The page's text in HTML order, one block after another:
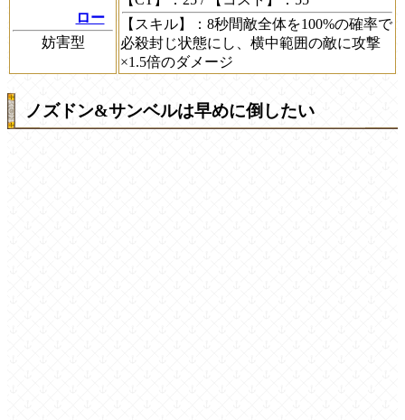
ロー
妨害型
【スキル】
：8秒間敵全体を100%の確率で
必殺封じ状態にし、横中範囲の敵に攻撃
×1.5倍のダメージ
ノズドン&サンベルは早めに倒したい